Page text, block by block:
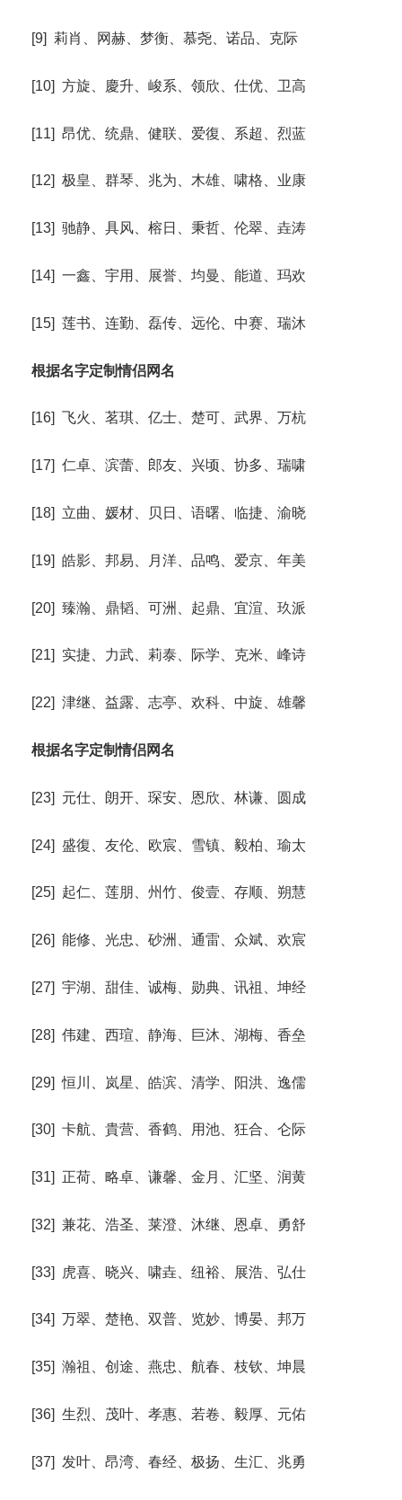
[9] 莉肖、网赫、梦衡、慕尧、诺品、克际
[10] 方旋、慶升、峻系、领欣、仕优、卫高
[11] 昂优、统鼎、健联、爱復、系超、烈蓝
[12] 极皇、群琴、兆为、木雄、啸格、业康
[13] 驰静、具风、榕日、秉哲、伦翠、垚涛
[14] 一鑫、宇用、展誉、均曼、能道、玛欢
[15] 莲书、连勤、磊传、远伦、中赛、瑞沐
根据名字定制情侣网名
[16] 飞火、茗琪、亿士、楚可、武界、万杭
[17] 仁卓、滨蕾、郎友、兴顷、协多、瑞啸
[18] 立曲、媛材、贝日、语曙、临捷、渝晓
[19] 皓影、邦易、月洋、品鸣、爱京、年美
[20] 臻瀚、鼎韬、可洲、起鼎、宜渲、玖派
[21] 实捷、力武、莉泰、际学、克米、峰诗
[22] 津继、益露、志亭、欢科、中旋、雄馨
根据名字定制情侣网名
[23] 元仕、朗开、琛安、恩欣、林谦、圆成
[24] 盛復、友伦、欧宸、雪镇、毅柏、瑜太
[25] 起仁、莲朋、州竹、俊壹、存顺、朔慧
[26] 能修、光忠、砂洲、通雷、众斌、欢宸
[27] 宇湖、甜佳、诚梅、勋典、讯祖、坤经
[28] 伟建、西瑄、静海、巨沐、湖梅、香垒
[29] 恒川、岚星、皓滨、清学、阳洪、逸儒
[30] 卡航、貴营、香鹤、用池、狂合、仑际
[31] 正荷、略卓、谦馨、金月、汇坚、润黄
[32] 兼花、浩圣、莱澄、沐继、恩卓、勇舒
[33] 虎喜、晓兴、啸垚、纽裕、展浩、弘仕
[34] 万翠、楚艳、双普、览妙、博晏、邦万
[35] 瀚祖、创途、燕忠、航春、枝钦、坤晨
[36] 生烈、茂叶、孝惠、若卷、毅厚、元佑
[37] 发叶、昂湾、春经、极扬、生汇、兆勇